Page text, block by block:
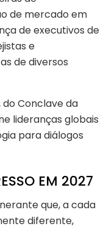
de mercado em
de executivos de
e
de diversos
Conclave da
lideranças globais
para diálogos
EM 2027
que, a cada
diferente,